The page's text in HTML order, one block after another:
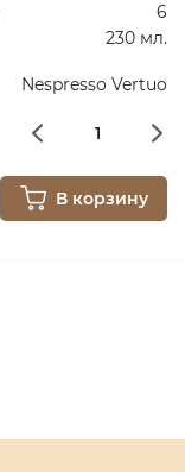
6
230 мл.
Nespresso Vertuo
В корзину